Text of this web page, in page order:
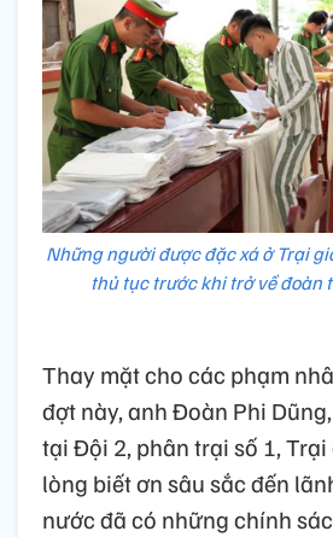
Những người được đặc xá ở Trại
thủ tục trước khi trở về đoàn
Thay mặt cho các phạm
đợt này, anh Đoàn Phi
tại Đội 2, phân trại số 1,
lòng biết ơn sâu sắc đến
nước đã có những chính